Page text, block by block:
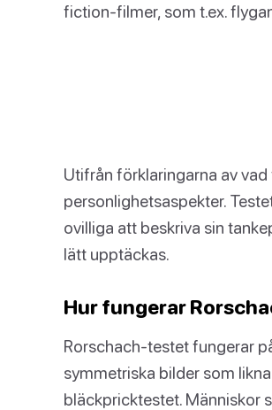
fiction-filmer, som t.ex.
Utifrån förklaringarna av
personlighetsaspekter.
ovilliga att beskriva sin
lätt upptäckas.
Hur fungerar
Rorschach-testet fungerar
symmetriska bilder som
bläckpricktestet. Människor